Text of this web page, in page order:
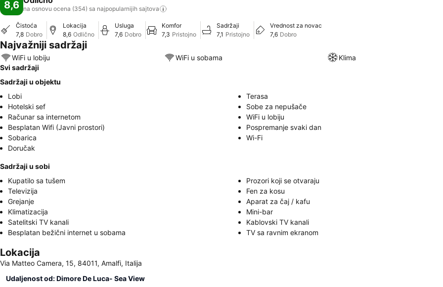
8,6 na osnovu ocena (354) sa najpopularnijih sajtova
Čistoća
7,8 Dobro
Lokacija
8,6 Odlično
Usluga
7,6 Dobro
Komfor
7,3 Pristojno
Sadržaji
7,1 Pristojno
Vrednost za novac
7,6 Dobro
Najvažniji sadržaji
WiFi u lobiju WiFi u sobama
Klima
Svi sadržaji
Sadržaji u objektu
Lobi
Terasa
Hotelski sef
Sobe za nepušače
Računar sa internetom
WiFi u lobiju
Besplatan Wifi (Javni prostori)
Pospremanje svaki dan
Sobarica
Wi-Fi
Doručak
Sadržaji u sobi
Kupatilo sa tušem
Prozori koji se otvaraju
Televizija
Fen za kosu
Grejanje
Aparat za čaj / kafu
Klimatizacija
Mini-bar
Satelitski TV kanali
Kablovski TV kanali
Besplatan bežični internet u sobama
TV sa ravnim ekranom
Lokacija
Via Matteo Camera, 15, 84011, Amalfi, Italija
Udaljenost od: Dimore De Luca- Sea View